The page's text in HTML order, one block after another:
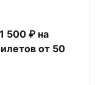
500 ₽ на
от 50